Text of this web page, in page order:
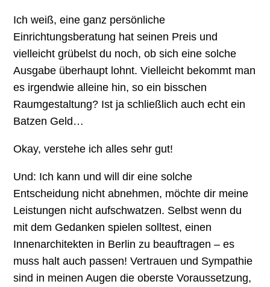
Ich weiß, eine ganz persönliche
Einrichtungsberatung hat seinen Preis und
vielleicht grübelst du noch, ob sich eine solche
Ausgabe überhaupt lohnt. Vielleicht bekommt man
es irgendwie alleine hin, so ein bisschen
Raumgestaltung? Ist ja schließlich auch echt ein
Batzen Geld…
Okay, verstehe ich alles sehr gut!
Und: Ich kann und will dir eine solche
Entscheidung nicht abnehmen, möchte dir meine
Leistungen nicht aufschwatzen. Selbst wenn du
mit dem Gedanken spielen solltest, einen
Innenarchitekten in Berlin zu beauftragen – es
muss halt auch passen! Vertrauen und Sympathie
sind in meinen Augen die oberste Voraussetzung,